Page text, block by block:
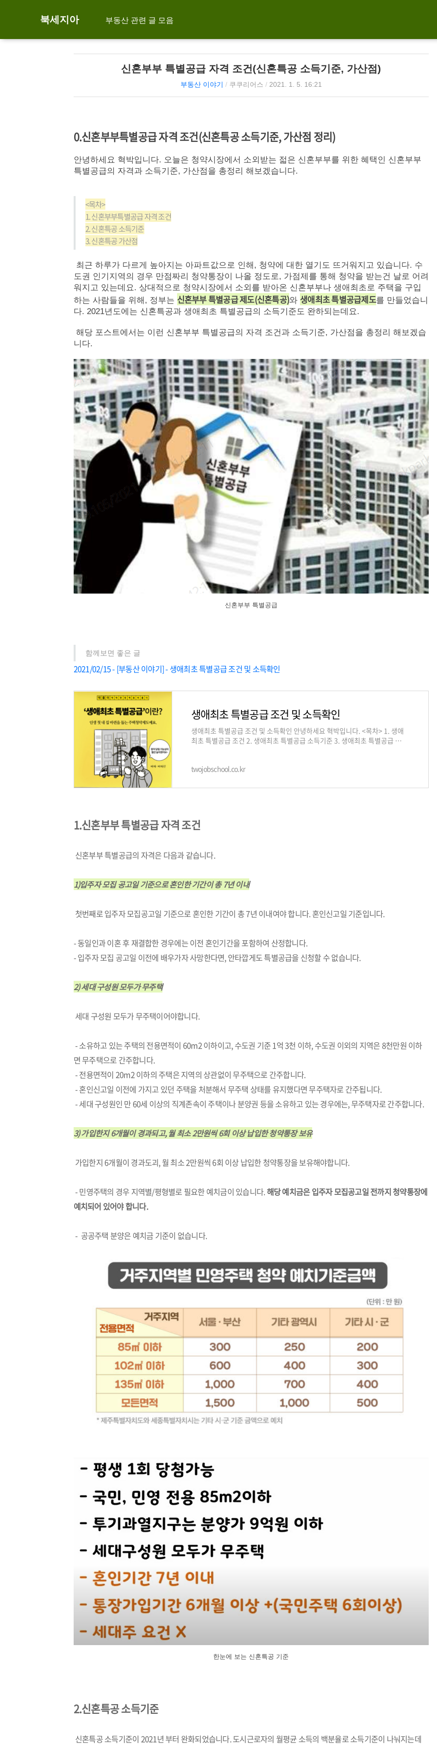
북세지아 부동산 관련 글 모음
신혼부부 특별공급 자격 조건(신혼특공 소득기준, 가산점)
부동산 이야기 / 쿠쿠리어스 / 2021. 1. 5. 16:21
0.신혼부부특별공급 자격 조건(신혼특공 소득기준, 가산점 정리)
안녕하세요 혁박입니다. 오늘은 청약시장에서 소외받는 젋은 신혼부부를 위한 혜택인 신혼부부
특별공급의 자격과 소득기준, 가산점을 총정리 해보겠습니다.
<목차>
1. 신혼부부특별공급 자격 조건
2. 신혼특공 소득기준
3. 신혼특공 가산점
최근 하루가 다르게 높아지는 아파트값으로 인해, 청약에 대한 열기도 뜨거워지고 있습니다. 수
도권 인기지역의 경우 만점짜리 청약통장이 나올 정도로, 가점제를 통해 청약을 받는건 날로 어려
워지고 있는데요. 상대적으로 청약시장에서 소외를 받아온 신혼부부나 생애최초로 주택을 구입
하는 사람들을 위해, 정부는 신혼부부 특별공급 제도(신혼특공)와 생애최초 특별공급제도를 만들었습니
다. 2021년도에는 신혼특공과 생애최초 특별공급의 소득기준도 완하되는데요.
해당 포스트에서는 이런 신혼부부 특별공급의 자격 조건과 소득기준, 가산점을 총정리 해보겠습
니다.
신혼부부 특별공급
함께보면 좋은 글
2021/02/15 - [부동산 이야기] - 생애최초 특별공급 조건 및 소득확인
생애최초 특별공급 조건 및 소득확인
생애최초 특별공급 조건 및 소득확인 안녕하세요 혁박입니다. <목차> 1. 생애
최초 특별공급 조건 2. 생애최초 특별공급 소득기준 3. 생애최초 특별공급 당
twojobschool.co.kr
1.신혼부부 특별공급 자격 조건
신혼부부 특별공급의 자격은 다음과 같습니다.
1)입주자 모집 공고일 기준으로 혼인한 기간이 총 7년 이내
첫번째로 입주자 모집공고일 기준으로 혼인한 기간이 총 7년 이내여야 합니다. 혼인신고일 기준입니다.
- 동일인과 이혼 후 재결합한 경우에는 이전 혼인기간을 포함하여 산정합니다.
- 입주자 모집 공고일 이전에 배우가자 사망한다면, 안타깝게도 특별공급을 신청할 수 없습니다.
2) 세대 구성원 모두가 무주택
세대 구성원 모두가 무주택이어야합니다.
- 소유하고 있는 주택의 전용면적이 60m2 이하이고, 수도권 기준 1억 3천 이하, 수도권 이외의 지역은 8천만원 이하
면 무주택으로 간주합니다.
- 전용면적이 20m2 이하의 주택은 지역의 상관없이 무주택으로 간주합니다.
- 혼인신고일 이전에 가지고 있던 주택을 처분해서 무주택 상태를 유지했다면 무주택자로 간주됩니다.
- 세대 구성원인 만 60세 이상의 직계존속이 주택이나 분양권 등을 소유하고 있는 경우에는, 무주택자로 간주합니다.
3) 가입한지 6개월이 경과되고, 월 최소 2만원씩 6회 이상 납입한 청약통장 보유
가입한지 6개월이 경과도괴, 월 최소 2만원씩 6회 이상 납입한 청약통장을 보유해야합니다.
- 민영주택의 경우 지역별/평형별로 필요한 예치금이 있습니다.해당 예치금은 입주자 모집공고일 전까지 청약통장에
예치되어 있어야 합니다.
- 공공주택 분양은 예치금 기준이 없습니다.
한눈에 보는 신혼특공 기준
2.신혼특공 소득기준
신혼특공 소득기준이 2021년 부터 완화되었습니다. 도시근로자의 월평균 소득의 백분율로 소득기준이 나눠지는데